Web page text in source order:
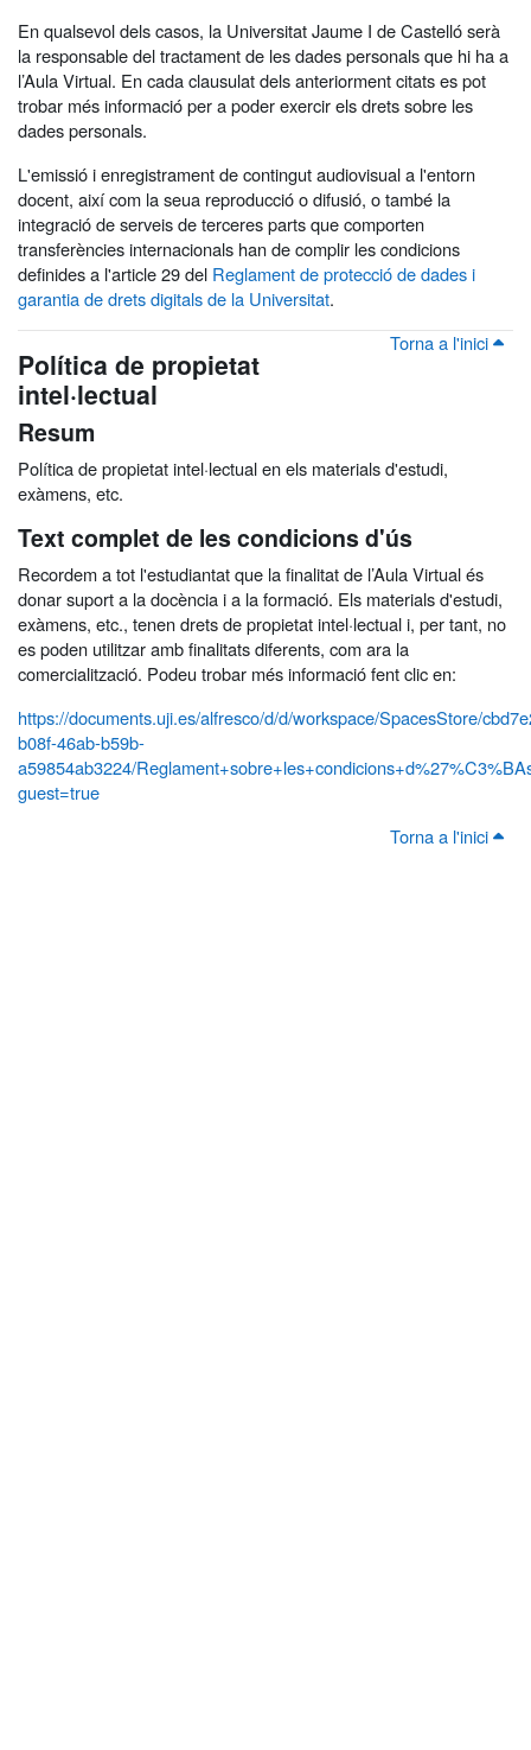
En qualsevol dels casos, la Universitat Jaume I de Castelló serà
la responsable del tractament de les dades personals que hi ha a
l’Aula Virtual. En cada clausulat dels anteriorment citats es pot
trobar més informació per a poder exercir els drets sobre les
dades personals.
L'emissió i enregistrament de contingut audiovisual a l'entorn
docent, així com la seua reproducció o difusió, o també la
integració de serveis de terceres parts que comporten
transferències internacionals han de complir les condicions
definides a l'article 29 del Reglament de protecció de dades i
garantia de drets digitals de la Universitat.
Torna a l'inici
Política de propietat
intel·lectual
Resum
Política de propietat intel·lectual en els materials d'estudi,
exàmens, etc.
Text complet de les condicions d'ús
Recordem a tot l'estudiantat que la finalitat de l’Aula Virtual és
donar suport a la docència i a la formació. Els materials d'estudi,
exàmens, etc., tenen drets de propietat intel·lectual i, per tant, no
es poden utilitzar amb finalitats diferents, com ara la
comercialització. Podeu trobar més informació fent clic en:
https://documents.uji.es/alfresco/d/d/workspace/SpacesStore/
b08f-46ab-b59b-
a59854ab3224/
guest=true
Torna a l'inici